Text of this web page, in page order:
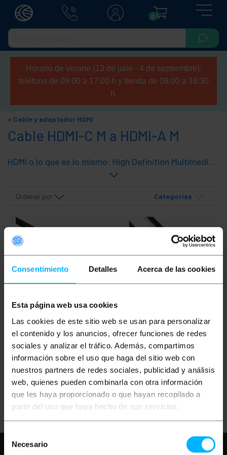
Consentimiento Detalles Acerca de las cookies
Esta página web usa cookies
Las cookies de este sitio web se usan para personalizar
el contenido y los anuncios, ofrecer funciones de redes
sociales y analizar el tráfico. Además, compartimos
información sobre el uso que haga del sitio web con
nuestros partners de redes sociales, publicidad y análisis
web, quienes pueden combinarla con otra información
que les haya proporcionado o que hayan recopilado a
partir del uso que haya hecho de sus servicios.
Selección
Necesario
0
Horario de verano (13 de julio - 4 de septiembre):
teléfono de 09:00 a 17:00 h y tienda de 08:00 a 16:30
h.
Cable y adaptador HDMI
Cable HDMI-C M a HDMI-A M
HDMI o lo que es lo mismo: High Definition Multimedia Interface. Estándar definido por los fabricantes Hitachi, Panasonic, Philips, Silicon Image, Sony, Thomson y Toshiba, que se hace extensible a otros fabricantes. Pretende ser un paso más al estándar DVI (Digital Visual Interface) siendo totalmente compatible en lo que a vídeo se refiere. A diferencia del cable DVI que solo transporta vídeo, el HDMI es un cable multimedia que transporta Audio y Vídeo (A/V) y además soporta funciones de control remoto. Es rápido (soporta un ancho de banda de 5 Gbps y HDTV a 2.2 Gbps), soporta alta resolución (24 bit/pixel y 165 MHz de frecuencia de reloj), 100% digital (no es necesario efectuar conversiones A/D), sin compresiones (es decir que no tiene pérdidas de la calidad original del medio) y seguro (altamente fiable). En cuanto al audio se refiere, soporta calidad CD (16-bit a 32/44.1/48 kHz), hasta 8 canales de audio y soporta frecuencias de muestreo de 192 kHz. Preparado para DTV, HDTV y usos informáticos multimedia (A/V).
Ordenar por Categorías
OUTLET60%
BEMATIK
Cable HDMI de
tipo A macho a C macho
de 1 m
PVP
4,63
1,85€
1,85€ IVA inc.
PVD
1,54€
Entrega inmediata REF: HC031
Cantidad
Cable HDMI de
tipo A macho a C macho
de 2 m
PVP
4,66€
4,66 € IVA inc.
PVD
3,45€
Entrega inmediata REF: HC032
Cantidad
Necesita ayuda?